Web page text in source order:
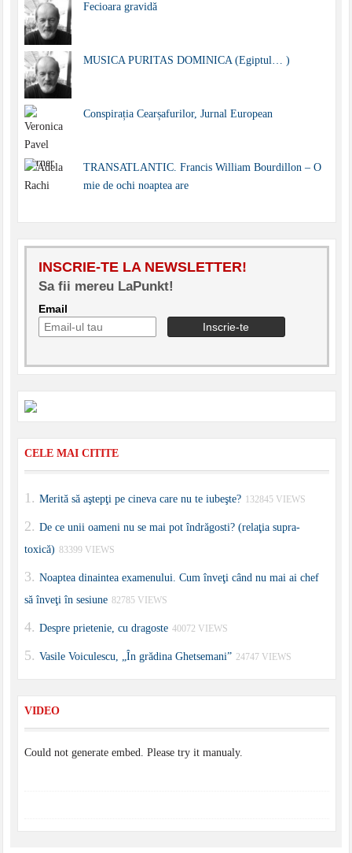
Fecioara gravidă
MUSICA PURITAS DOMINICA (Egiptul… )
Conspirația Cearșafurilor, Jurnal European
TRANSATLANTIC. Francis William Bourdillon – O
mie de ochi noaptea are
INSCRIE-TE LA NEWSLETTER!
Sa fii mereu LaPunkt!
Email
CELE MAI CITITE
Merită să aştepţi pe cineva care nu te iubeşte? 132845 VIEWS
De ce unii oameni nu se mai pot îndrăgosti? (relaţia supra-
toxică) 83399 VIEWS
Noaptea dinaintea examenului. Cum înveţi când nu mai ai chef
să înveţi în sesiune 82785 VIEWS
Despre prietenie, cu dragoste 40072 VIEWS
Vasile Voiculescu, „În grădina Ghetsemani” 24747 VIEWS
VIDEO
Could not generate embed. Please try it manualy.